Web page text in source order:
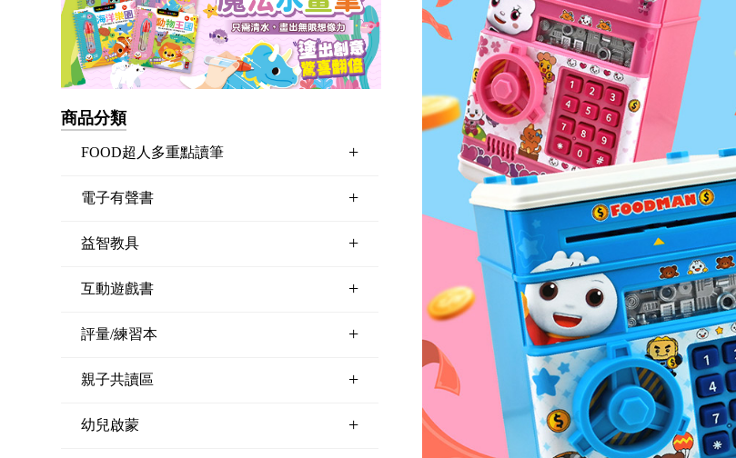
商品分類
FOOD超人多重點讀筆 +
電子有聲書 +
益智教具 +
互動遊戲書 +
評量/練習本 +
親子共讀區 +
幼兒啟蒙 +